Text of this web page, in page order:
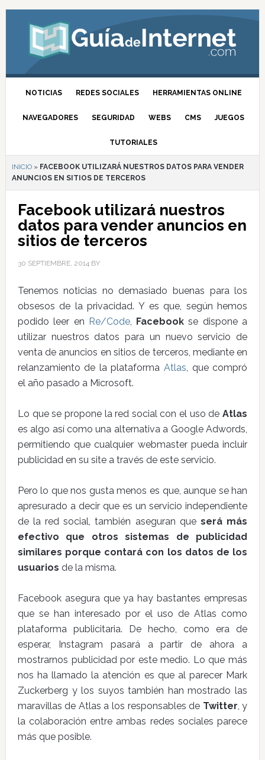
NOTICIAS REDES SOCIALES HERRAMIENTAS ONLINE
NAVEGADORES SEGURIDAD WEBS CMS JUEGOS
TUTORIALES
INICIO» FACEBOOK UTILIZARÁ NUESTROS DATOS PARA VENDER
ANUNCIOS EN SITIOS DE TERCEROS
Facebook utilizará nuestros
datos para vender anuncios en
sitios de terceros
30 SEPTIEMBRE, 2014BY
Tenemos noticias no demasiado buenas para los
obsesos de la privacidad. Y es que, según hemos
podido leer en Re/Code, Facebook se dispone a
utilizar nuestros datos para un nuevo servicio de
venta de anuncios en sitios de terceros, mediante en
relanzamiento de la plataformaAtlas, que compró
el año pasado a Microsoft.
Lo que se propone la red social con el uso deAtlas
es algo así como una alternativa a Google Adwords,
permitiendo que cualquier webmaster pueda incluir
publicidad en su site a través de este servicio.
Pero lo que nos gusta menos es que, aunque se han
apresurado a decir que es un servicio independiente
de la red social, también aseguran que será más
efectivo que otros sistemas de publicidad
similares porque contará con los datos de los
usuarios de la misma.
Facebook asegura que ya hay bastantes empresas
que se han interesado por el uso de Atlas como
plataforma publicitaria. De hecho, como era de
esperar, Instagram pasará a partir de ahora a
mostrarnos publicidad por este medio. Lo que más
nos ha llamado la atención es que al parecer Mark
Zuckerberg y los suyos también han mostrado las
maravillas de Atlas a los responsables de Twitter, y
la colaboración entre ambas redes sociales parece
más que posible.